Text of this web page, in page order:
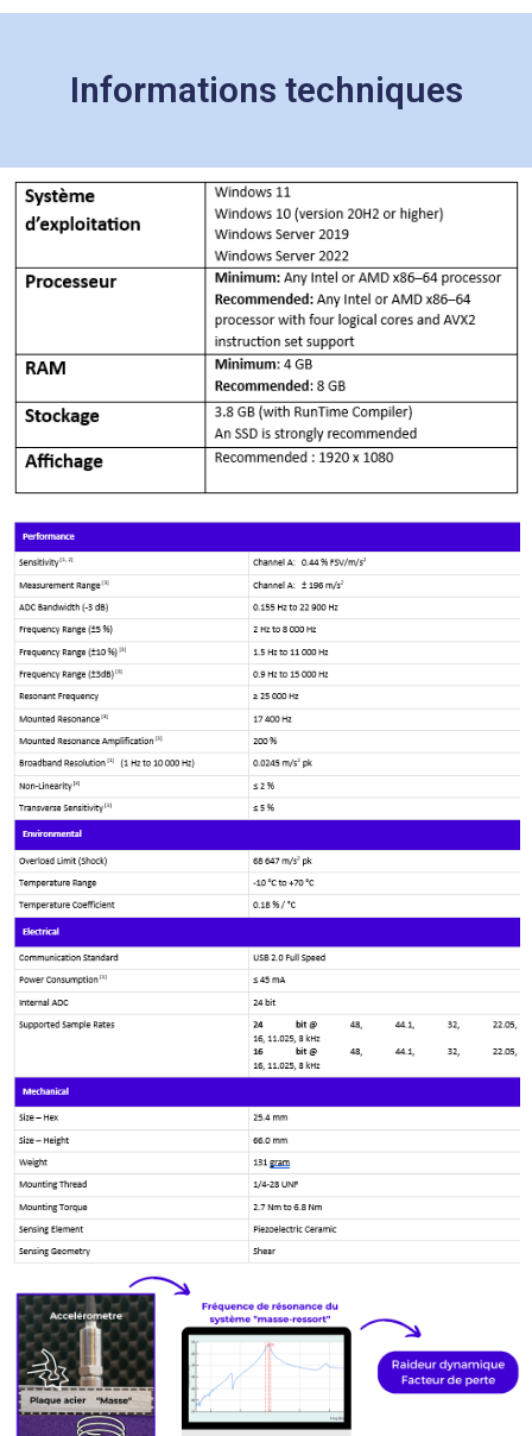
Informations techniques